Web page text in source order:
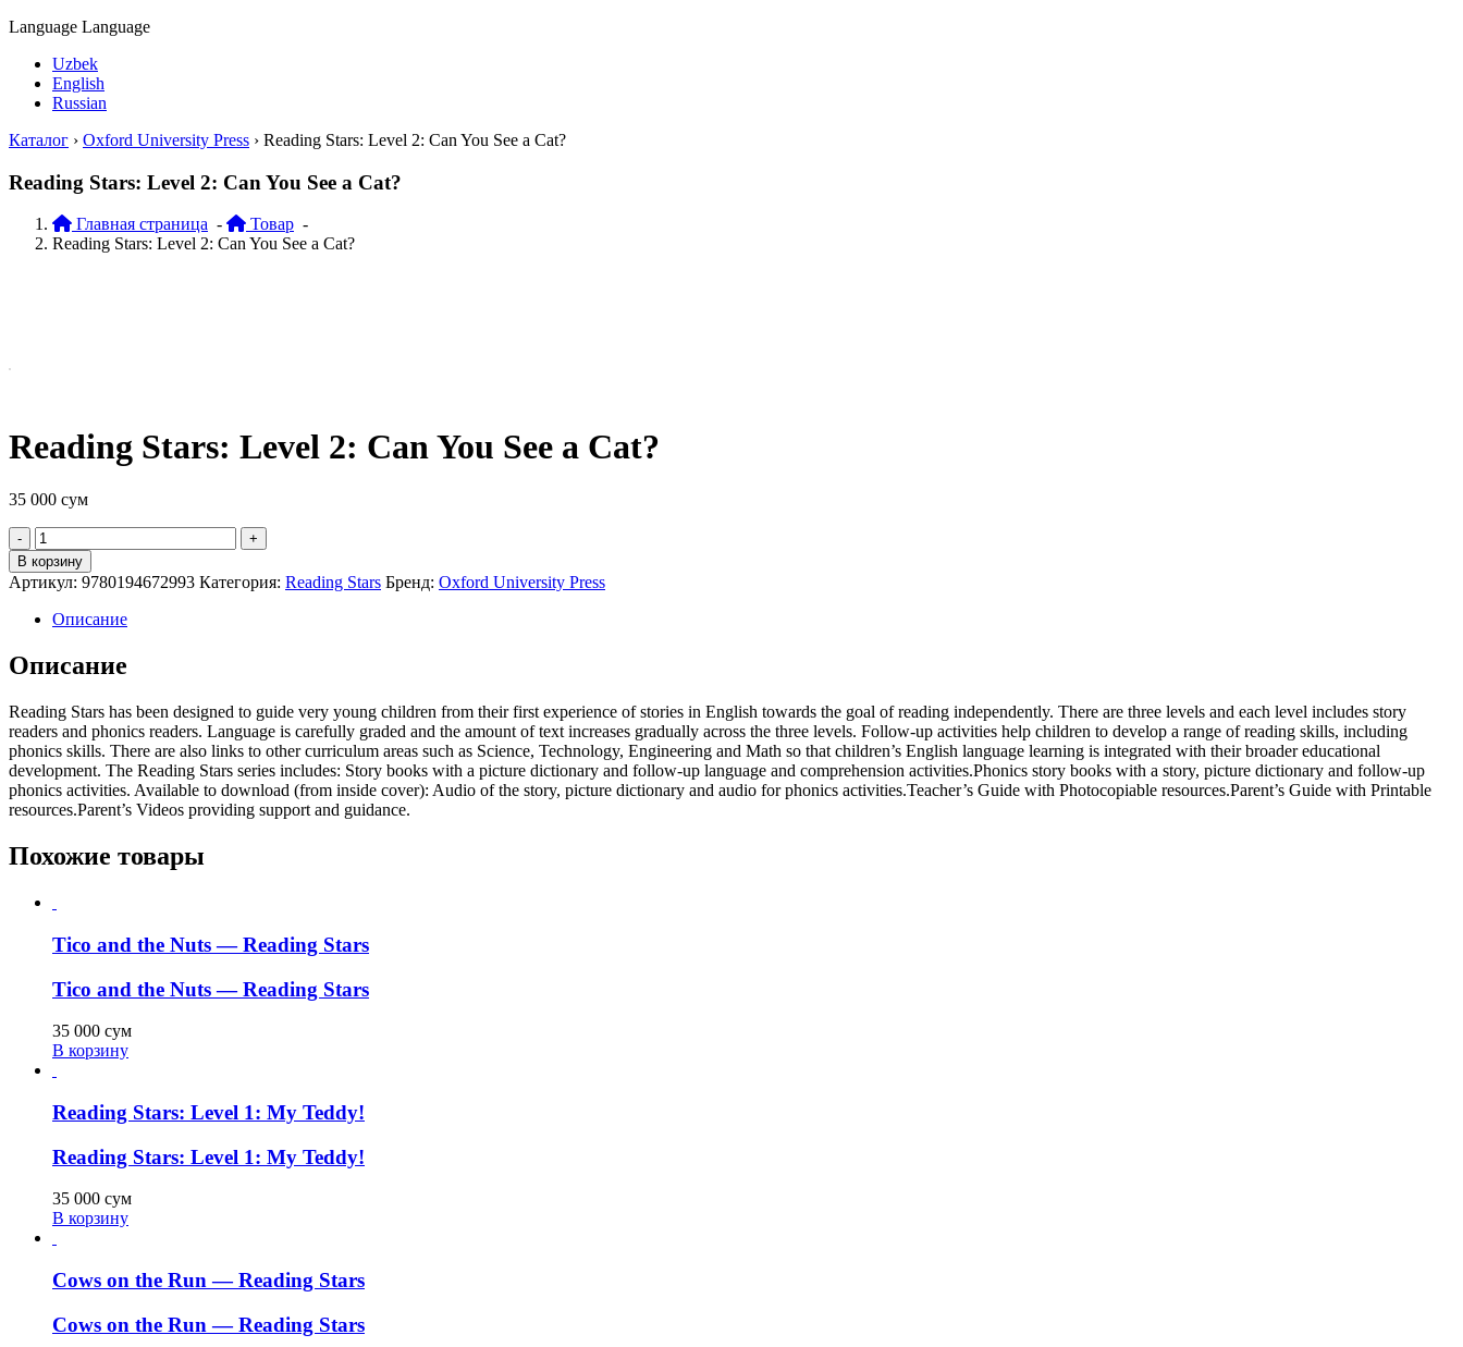
Language Language
Uzbek
English
Russian
Каталог › Oxford University Press › Reading Stars: Level 2: Can You See a Cat?
Reading Stars: Level 2: Can You See a Cat?
Главная страница - Товар -
Reading Stars: Level 2: Can You See a Cat?
Reading Stars: Level 2: Can You See a Cat?
35 000 сум
Quantity
В корзину
Артикул: 9780194672993 Категория: Reading Stars Бренд: Oxford University Press
Описание
Описание
Reading Stars has been designed to guide very young children from their first experience of stories in English towards the goal of reading independently. There are three levels and each level includes story
readers and phonics readers. Language is carefully graded and the amount of text increases gradually across the three levels. Follow-up activities help children to develop a range of reading skills, including
phonics skills. There are also links to other curriculum areas such as Science, Technology, Engineering and Math so that children’s English language learning is integrated with their broader educational
development. The Reading Stars series includes: Story books with a picture dictionary and follow-up language and comprehension activities.Phonics story books with a story, picture dictionary and follow-up
phonics activities. Available to download (from inside cover): Audio of the story, picture dictionary and audio for phonics activities.Teacher’s Guide with Photocopiable resources.Parent’s Guide with Printable
resources.Parent’s Videos providing support and guidance.
Похожие товары
Tico and the Nuts — Reading Stars
Tico and the Nuts — Reading Stars
35 000 сум
В корзину
Reading Stars: Level 1: My Teddy!
Reading Stars: Level 1: My Teddy!
35 000 сум
В корзину
Cows on the Run — Reading Stars
Cows on the Run — Reading Stars